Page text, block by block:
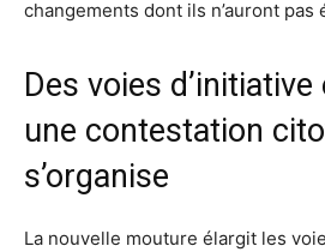
changements dont ils n’auront
Des voies
une contestation
s’organise
La nouvelle mouture élargit les